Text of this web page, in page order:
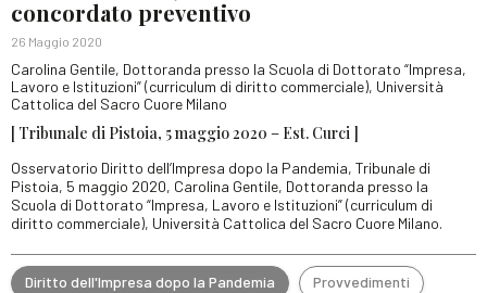
concordato preventivo
26 Maggio 2020
Carolina Gentile, Dottoranda presso la Scuola di Dottorato “Impresa,
Lavoro e Istituzioni” (curriculum di diritto commerciale), Università
Cattolica del Sacro Cuore Milano
[ Tribunale di Pistoia, 5 maggio 2020 – Est. Curci ]
Osservatorio Diritto dell’Impresa dopo la Pandemia, Tribunale di
Pistoia, 5 maggio 2020, Carolina Gentile, Dottoranda presso la
Scuola di Dottorato “Impresa, Lavoro e Istituzioni” (curriculum di
diritto commerciale), Università Cattolica del Sacro Cuore Milano.
Diritto dell'Impresa dopo la Pandemia Provvedimenti